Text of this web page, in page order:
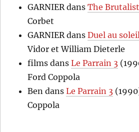
GARNIER dansThe Brutalist
Corbet
GARNIER dansDuel au soleil
Vidor et William Dieterle
films dansLe Parrain 3
Ford Coppola
Ben dansLe Parrain 3
Coppola